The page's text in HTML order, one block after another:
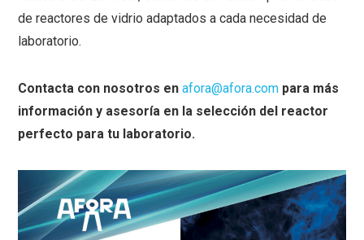
de reactores de vidrio adaptados a cada necesidad de
laboratorio.
Contacta con nosotros en afora@afora.com para más
información y asesoría en la selección del reactor
perfecto para tu laboratorio.